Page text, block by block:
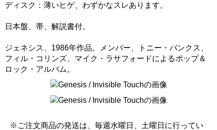
ディスク：薄いヒゲ、わずかなスレあります。
日本盤、帯、解説書付。
ジェネシス、1986年作品。メンバー、トニー・バンクス、
フィル・コリンズ、マイク・ラサフォードによるポップ＆
ロック・アルバム。
※ご注文商品の発送は、毎週水曜日、土曜日に行ってい